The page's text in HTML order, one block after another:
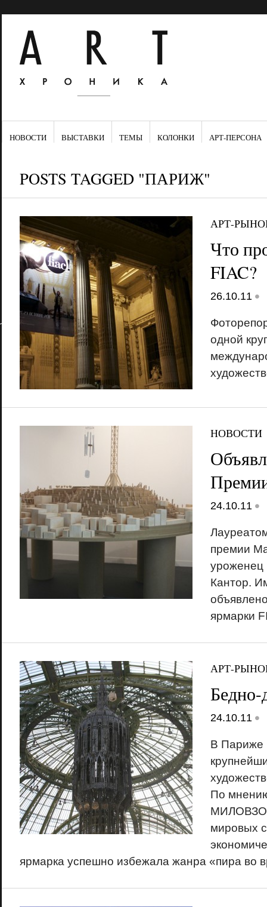
НОВОСТИ ВЫСТАВКИ ТЕМЫ КОЛОНКИ АРТ-ПЕРСОНА
POSTS TAGGED "ПАРИЖ"
АРТ-
Что
FIAC?
26.10.11 •
одной
НОВОСТИ
24.10.11 •
премии
Кантор.
ярмарки
АРТ-
Бедно-
24.10.11 •
В Париже
По
мировых
ярмарка успешно избежала жанра «пира во